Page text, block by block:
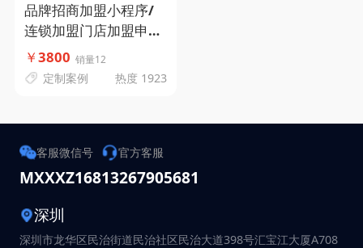
品牌招商加盟小程序/
连锁加盟门店加盟申请-
加盟意向管理-加盟资料
提交-码小象源码
￥3800 销量12
定制案例 热度 1923
客服微信号
MXXXZ168
官方客服
13267905681
深圳
深圳市龙华区民治街道民治社区民治大道398号汇宝江大厦A708